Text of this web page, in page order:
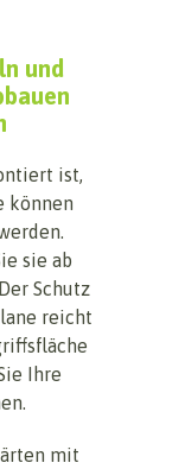
und
ist,
können
sie ab
Schutz
reicht
Ihre
mit